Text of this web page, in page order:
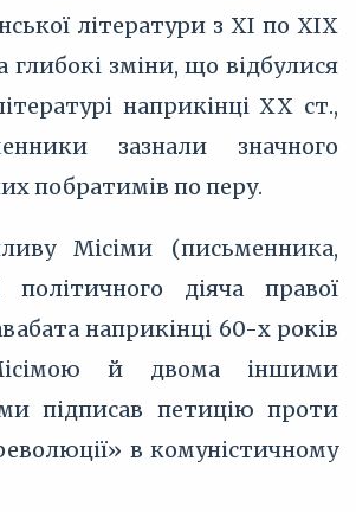
літератури з XI по XIX
глибокі зміни, що відбулися
наприкінці XX ст.,
зазнали значного
побратимів по перу.
Місіми (письменника,
політичного діяча правої
наприкінці 60-х років
й двома іншими
підписав петицію проти
в комуністичному